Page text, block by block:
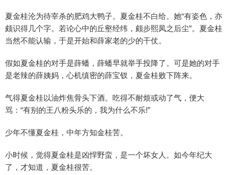
夏金桂沦为待宰杀的肥鸡大鸭子。夏金桂不白给。她“有姿色，亦
颇识得几个字。若论心中的丘壑经纬，颇步熙凤之后尘”。夏金桂
当然不能认输，于是开始和薛家老的少的干仗。
假如夏金桂的对手是薛蟠，薛蟠早就举手投降了。可是她的对手
是老辣的薛姨妈，心机缜密的薛宝钗，夏金桂败下阵来。
气得夏金桂以油炸焦骨头下酒。吃得不耐烦或动了气，便大
骂：“有别的王八粉头乐的，我为什么不乐!”
少年不懂夏金桂，中年方知金桂苦。
小时候，觉得夏金桂是凶悍野蛮，是一个坏女人。如今年纪大
了，才知道，夏金桂很苦。